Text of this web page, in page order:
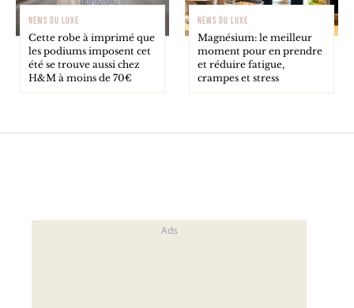
NEWS DU LUXE
Cette robe à imprimé que
les podiums imposent cet
été se trouve aussi chez
H&M à moins de 70€
NEWS DU LUXE
Magnésium: le meilleur
moment pour en prendre
et réduire fatigue,
crampes et stress